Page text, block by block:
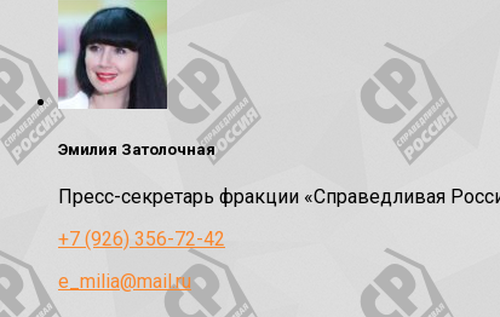
Эмилия Затолочная
Пресс-секретарь фракции «Справедливая
+7 (926) 356-72-42
e_milia@mail.ru